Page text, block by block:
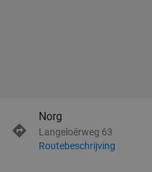
Norg
Langeloërweg 63
Routebeschrijving